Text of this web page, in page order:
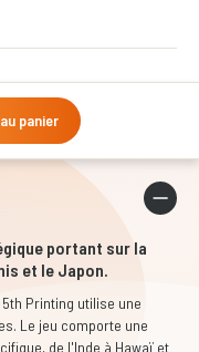
panier
portant sur la
et le Japon.
5th Printing utilise une
Le jeu comporte une
de l'Inde à Hawaï et